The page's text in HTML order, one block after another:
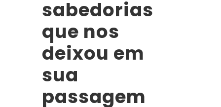
sabedorias
que nos
deixou em
sua
passagem